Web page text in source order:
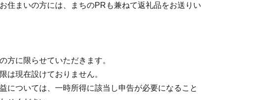
住まいの方には、まちのPRも兼ねて返礼品をお送りい
方に限らせていただきます。
は現在設けておりません。
については、一時所得に該当し申告が必要になること